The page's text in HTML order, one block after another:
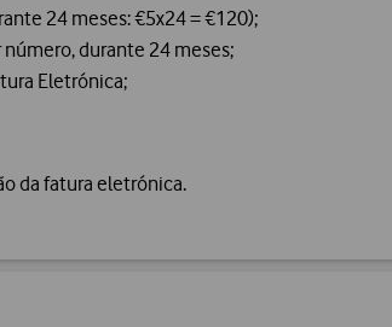
24 meses: €5x24 = €120);
durante 24 meses;
Eletrónica;
da fatura eletrónica.